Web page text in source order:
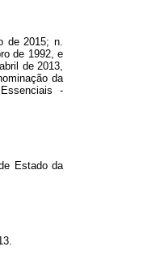
de 2015; n.
de 1992, e
de 2013,
da
-
Estado da